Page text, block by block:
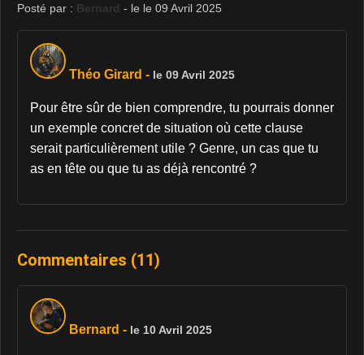
Posté par : Bernard - le le 09 Avril 2025
Théo Girard - le 09 Avril 2025
Pour être sûr de bien comprendre, tu pourrais donner
un exemple concret de situation où cette clause
serait particulièrement utile ? Genre, un cas que tu
as en tête ou que tu as déjà rencontré ?
Commentaires (11)
Bernard - le 10 Avril 2025